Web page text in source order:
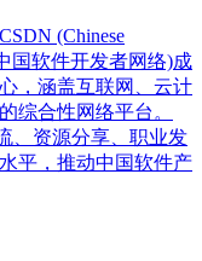
(Chinese
国软件开发者网络)成
，涵盖互联网、云计
综合性网络平台。
、资源分享、职业发
平，推动中国软件产